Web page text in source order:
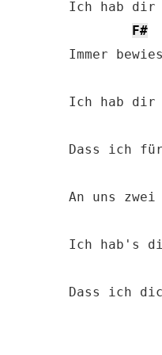
Ich hab dir
F#
Immer
Ich hab dir
Dass ich
An uns zwei
Ich hab's
Dass ich